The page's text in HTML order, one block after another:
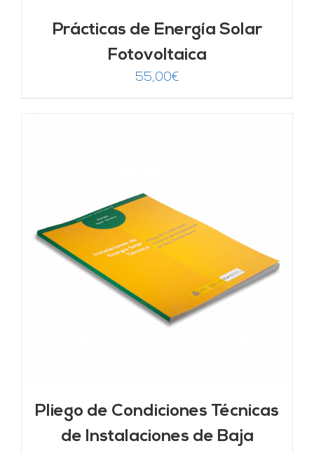
Prácticas de Energía Solar
Fotovoltaica
55,00€
Pliego de Condiciones Técnicas
de Instalaciones de Baja